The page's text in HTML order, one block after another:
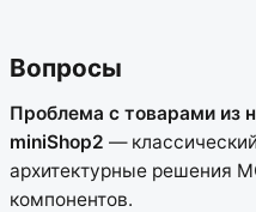
Вопросы
Проблема с товарами из
miniShop2 —
архитектурные решения
компонентов.